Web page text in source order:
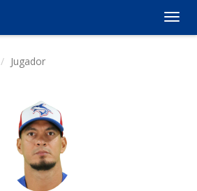
Jugador